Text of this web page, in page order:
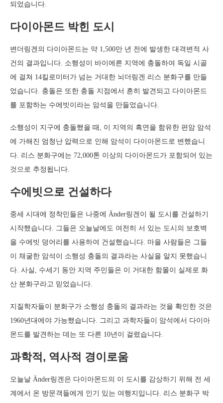
되었습니다.
다이아몬드 박힌 도시
변더링겐의 다이아몬드는 약 1,500만 년 전에 발생한 대격변적 사
건의 결과입니다. 소행성이 바이에른 지역에 충돌하여 독일 시골
에 걸쳐 14킬로미터가 넘는 거대한 뇌더링겐 리스 분화구를 만들
었습니다. 충돌은 또한 충돌 지점에서 흔히 발견되고 다이아몬드
를 포함하는 수에빗이라는 암석을 만들었습니다.
소행성이 지구에 충돌했을 때, 이 지역의 흑연을 함유한 편암 암석
에 가해진 엄청난 압력으로 인해 암석이 다이아몬드로 변했습니
다. 리스 분화구에는 72,000톤 이상의 다이아몬드가 포함되어 있는
것으로 추정됩니다.
수에빗으로 건설하다
중세 시대에 정착민들은 나중에 Änder링겐이 될 도시를 건설하기
시작했습니다. 그들은 오늘날에도 여전히 서 있는 도시의 보호벽
을 수에빗 덩어리를 사용하여 건설했습니다. 마을 사람들은 그들
이 채굴한 암석이 소행성 충돌의 결과라는 사실을 알지 못했습니
다. 사실, 수세기 동안 지역 주민들은 이 거대한 함몰이 실제로 화
산 분화구라고 믿었습니다.
지질학자들이 분화구가 소행성 충돌의 결과라는 것을 확인한 것은
1960년대에야 가능했습니다. 그리고 과학자들이 암석에서 다이아
몬드를 발견하는 데는 또 다른 10년이 걸렸습니다.
과학적, 역사적 경이로움
오늘날 Änder링겐은 다이아몬드의 이 도시를 감상하기 위해 전 세
계에서 온 방문객들에게 인기 있는 여행지입니다. 리스 분화구 박